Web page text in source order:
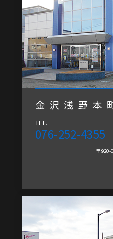
金沢浅野本
TEL.
076-252-4355
〒920-